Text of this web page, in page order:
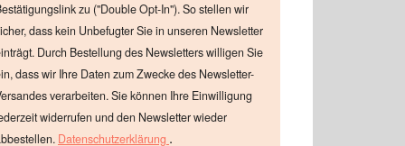
zu ("Double Opt-In"). So stellen wir
dass kein Unbefugter Sie in unseren Newsletter
Durch Bestellung des Newsletters willigen Sie
dass wir Ihre Daten zum Zwecke des Newsletter-
verarbeiten. Sie können Ihre Einwilligung
widerrufen und den Newsletter wieder
Datenschutzerklärung .